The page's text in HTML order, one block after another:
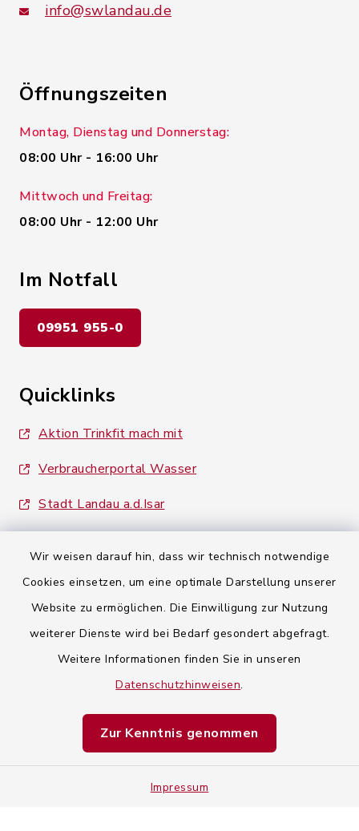
Wir weisen darauf hin, dass wir technisch notwendige
Cookies einsetzen, um eine optimale Darstellung unserer
Website zu ermöglichen. Die Einwilligung zur Nutzung
weiterer Dienste wird bei Bedarf gesondert abgefragt.
Weitere Informationen finden Sie in unseren
Datenschutzhinweisen.
Zur Kenntnis genommen
Impressum
info@swlandau.de
Öffnungszeiten
Montag, Dienstag und Donnerstag:
08:00 Uhr - 16:00 Uhr
Mittwoch und Freitag:
08:00 Uhr - 12:00 Uhr
Im Notfall
09951 955-0
Quicklinks
Aktion Trinkfit mach mit
Verbraucherportal Wasser
Stadt Landau a.d.Isar
Barrierefreiheit
Impressum
Sitemap